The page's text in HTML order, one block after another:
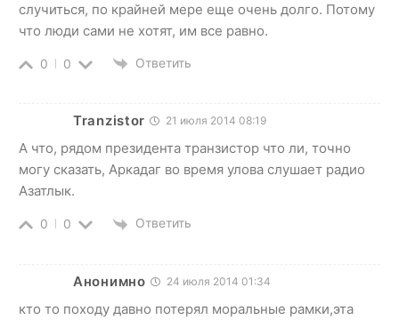
случиться, по крайней мере еще очень долго. Потому
что люди сами не хотят, им все равно.
0 0 Ответить
Tranzistor 21 июля 2014 08:19
А что, рядом президента транзистор что ли, точно
могу сказать, Аркадаг во время улова слушает радио
Азатлык.
0 0 Ответить
Анонимно 24 июля 2014 01:34
кто то походу давно потерял моральные рамки,эта